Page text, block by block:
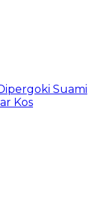
Suami
Kos